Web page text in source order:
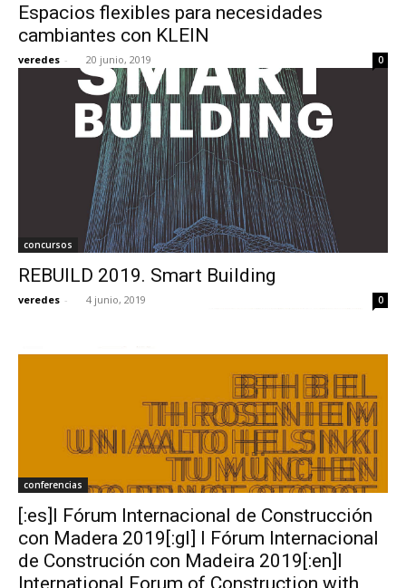
Espacios flexibles para necesidades
cambiantes con KLEIN
veredes - 20 junio, 2019 0
concursos
REBUILD 2019. Smart Building
veredes - 4 junio, 2019 0
conferencias
[:es]I Fórum Internacional de Construcción
con Madera 2019[:gl] I Fórum Internacional
de Construción con Madeira 2019[:en]I
International Forum of Construction with